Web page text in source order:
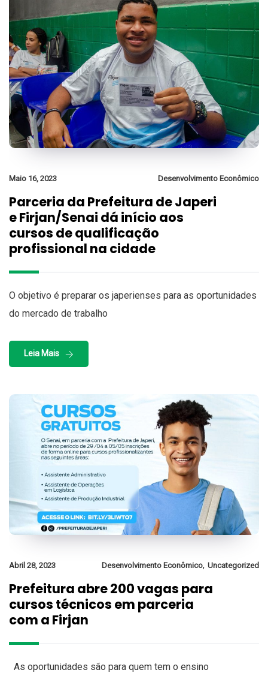
Maio 16, 2023 Desenvolvimento Econômico
Parceria da Prefeitura de Japeri
e Firjan/Senai dá início aos
cursos de qualificação
profissional na cidade
O objetivo é preparar os japerienses para as oportunidades
do mercado de trabalho
Leia Mais
Abril 28, 2023 Desenvolvimento Econômico, Uncategorized
Prefeitura abre 200 vagas para
cursos técnicos em parceria
com a Firjan
As oportunidades são para quem tem o ensino